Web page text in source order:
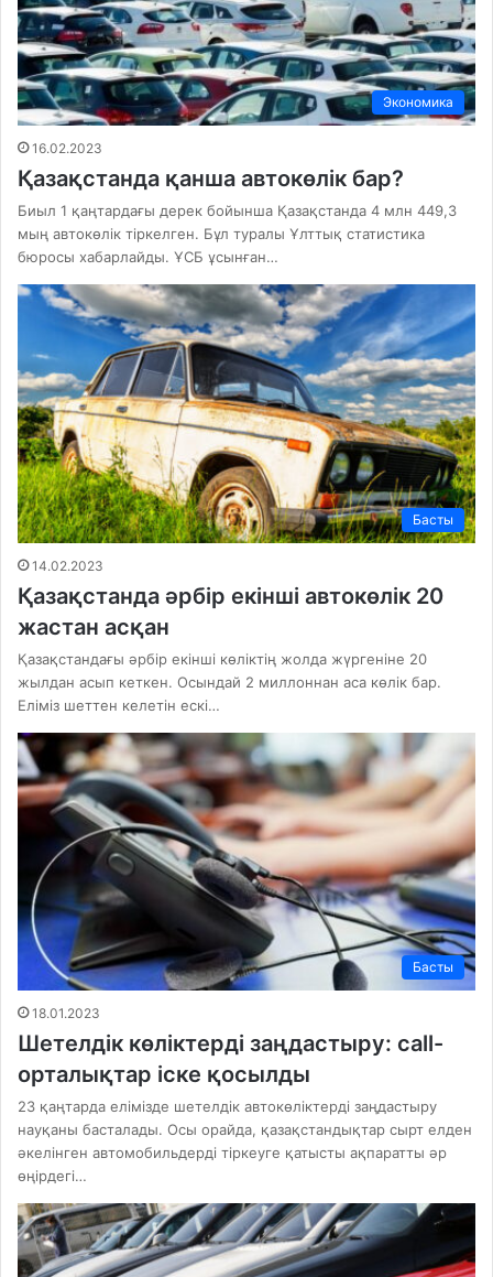
Экономика
16.02.2023
Қазақстанда қанша автокөлік бар?
Биыл 1 қаңтардағы дерек бойынша Қазақстанда 4 млн 449,3
мың автокөлік тіркелген. Бұл туралы Ұлттық статистика
бюросы хабарлайды. ҰСБ ұсынған…
Басты
14.02.2023
Қазақстанда әрбір екінші автокөлік 20
жастан асқан
Қазақстандағы әрбір екінші көліктің жолда жүргеніне 20
жылдан асып кеткен. Осындай 2 миллоннан аса көлік бар.
Еліміз шеттен келетін ескі…
Басты
18.01.2023
Шетелдік көліктерді заңдастыру: сall-
орталықтар іске қосылды
23 қаңтарда елімізде шетелдік автокөліктерді заңдастыру
науқаны басталады. Осы орайда, қазақстандықтар сырт елден
әкелінген автомобильдерді тіркеуге қатысты ақпаратты әр
өңірдегі…